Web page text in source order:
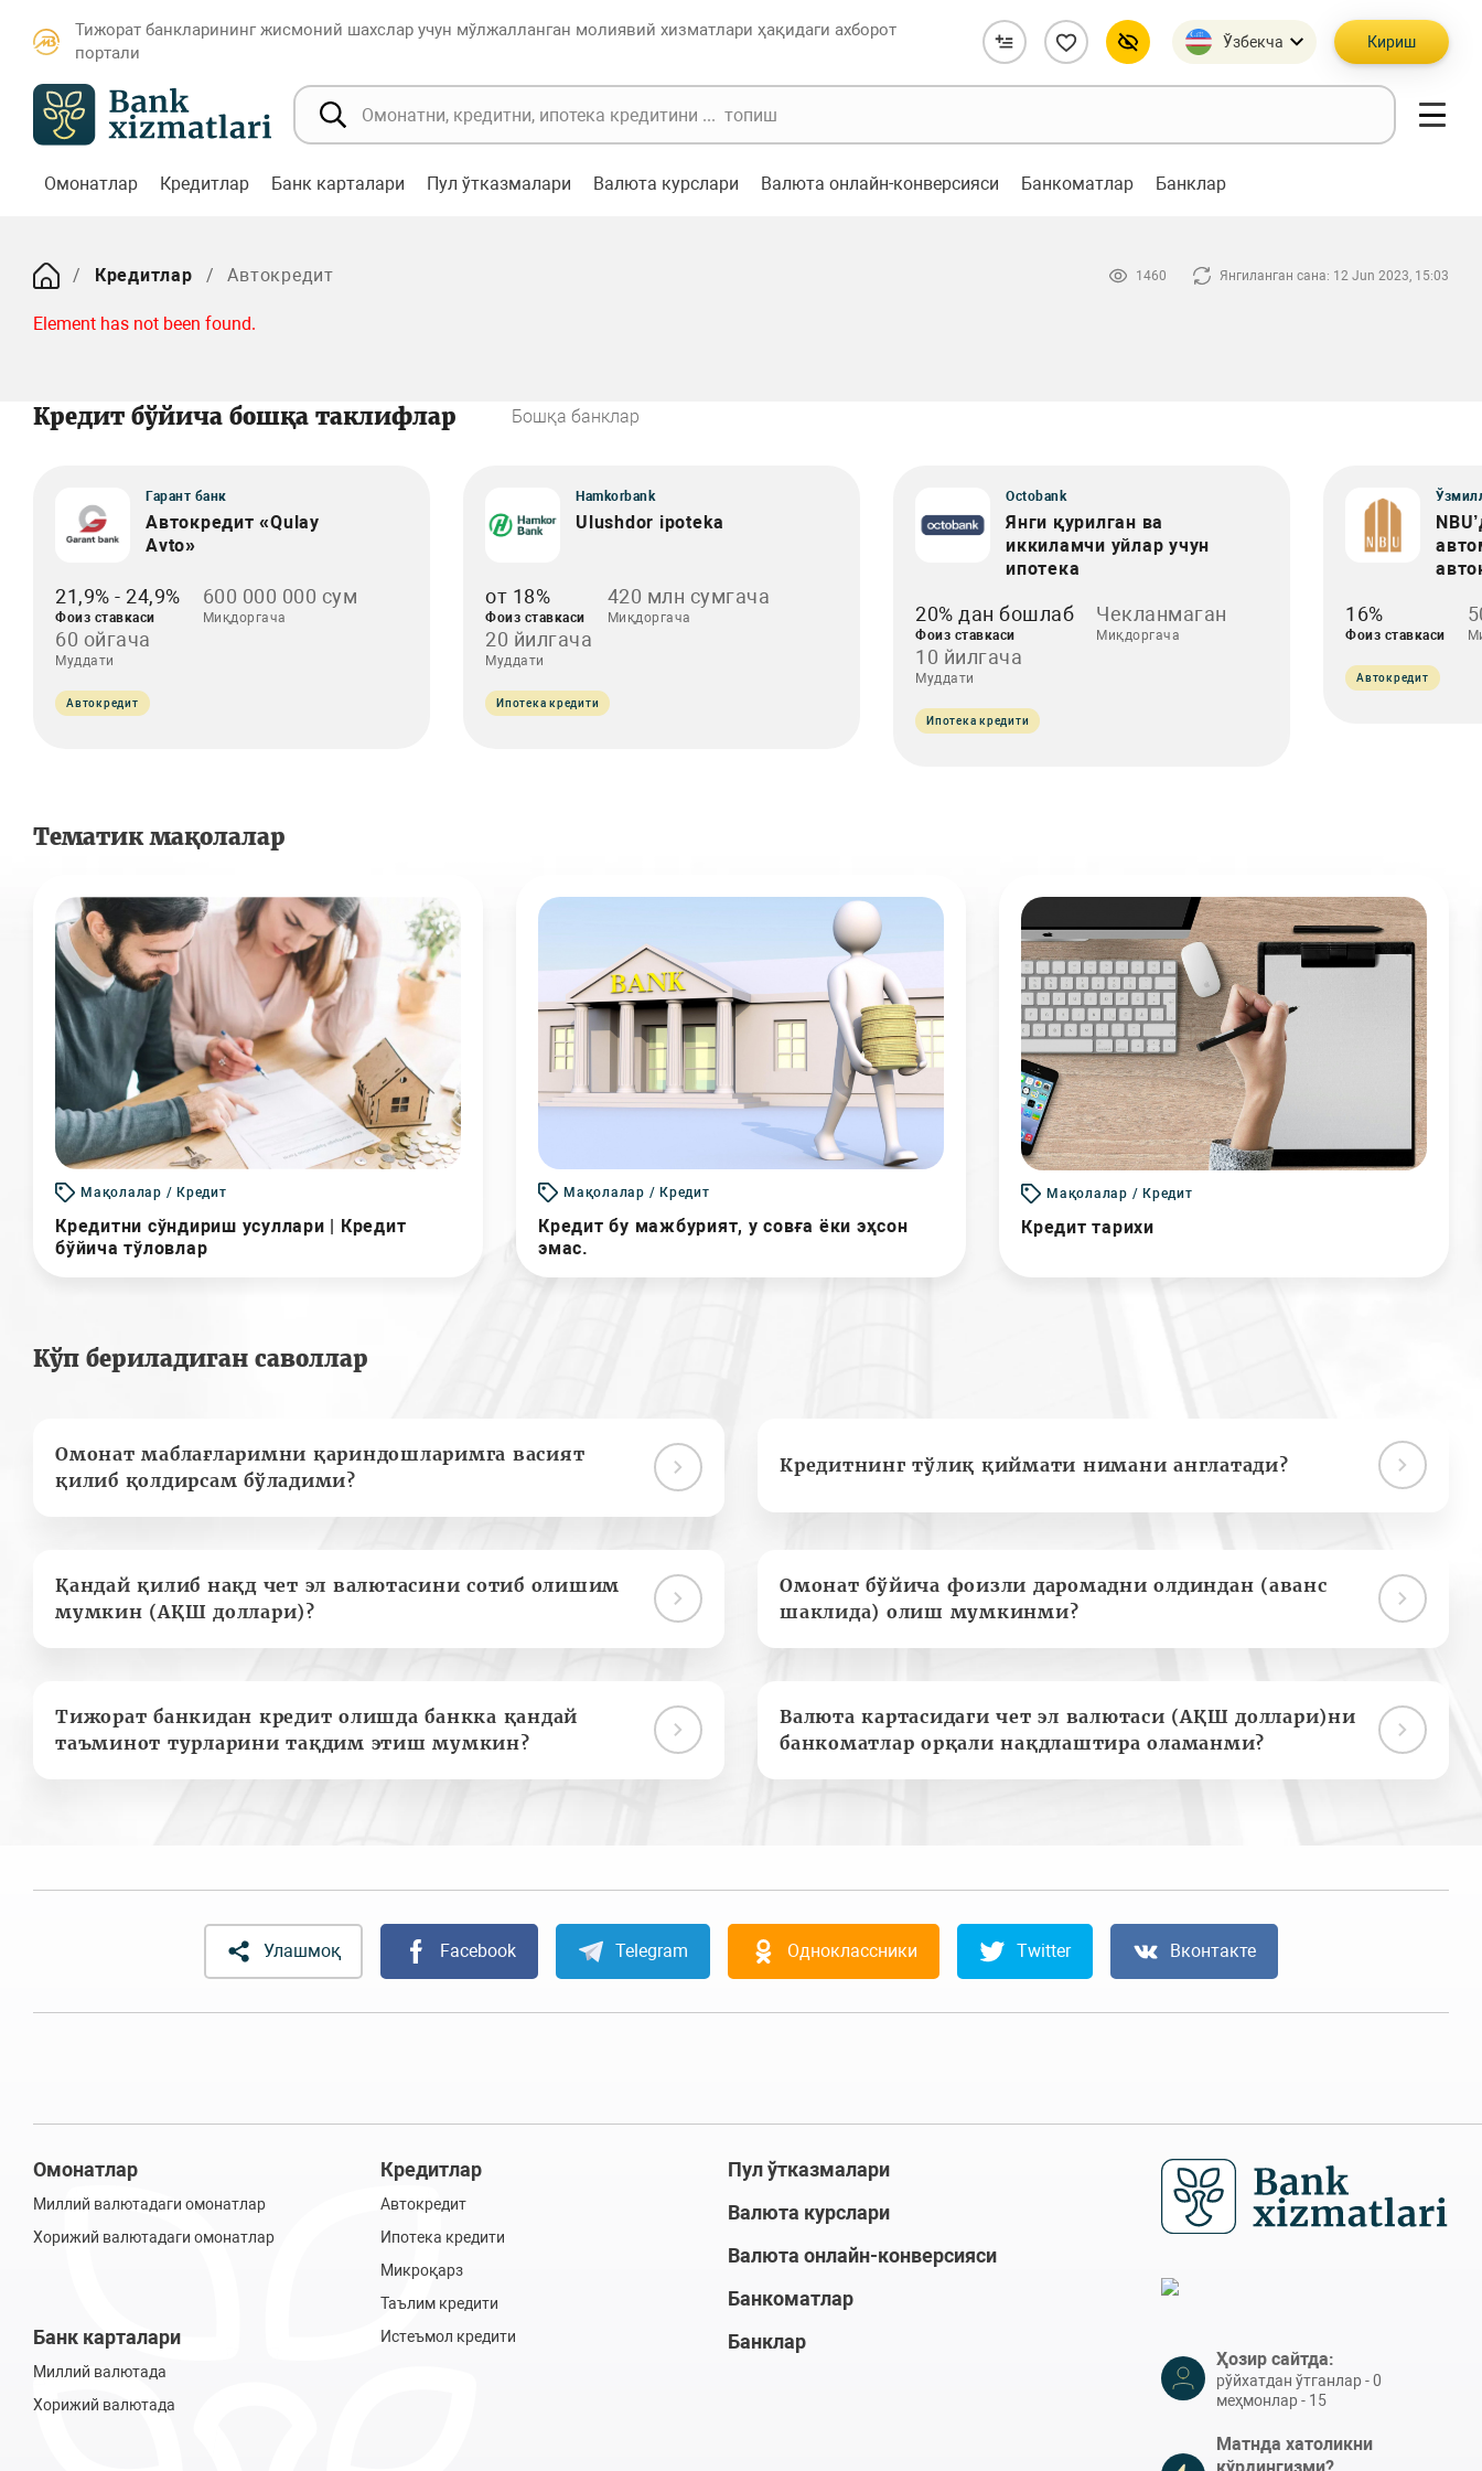
Тижорат банкларининг жисмоний шахслар учун мўлжалланган молиявий хизматлари ҳақидаги ахборот
портали
Ўзбекча Кириш
Омонатлар Кредитлар Банк карталари Пул ўтказмалари Валюта курслари Валюта онлайн-конверсияси Банкоматлар Банклар
Кредитлар Автокредит 1460 Янгиланган сана: 12 Jun 2023, 15:03
Element has not been found.
Кредит бўйича бошқа таклифлар Бошқа банклар
Гарант банк
Автокредит «Qulay
Avto»
21,9% - 24,9%
Фоиз ставкаси
600 000 000 сум
Миқдоргача
60 ойгача
Муддати
Автокредит
Hamkorbank
Ulushdor ipoteka
от 18%
Фоиз ставкаси
420 млн сумгача
Миқдоргача
20 йилгача
Муддати
Ипотека кредити
Octobank
Янги қурилган ва
иккиламчи уйлар учун
ипотека
20% дан бошлаб
Фоиз ставкаси
Чекланмаган
Миқдоргача
10 йилгача
Муддати
Ипотека кредити
16%
Фоиз ставкаси
Автокредит
Тематик мақолалар
Мақолалар / Кредит
Кредитни сўндириш усуллари | Кредит
бўйича тўловлар
Мақолалар / Кредит
Кредит бу мажбурият, у совға ёки эҳсон
эмас.
Мақолалар / Кредит
Кредит тарихи
Кўп бериладиган саволлар
Омонат маблағларимни қариндошларимга васият
қилиб қолдирсам бўладими?
Кредитнинг тўлиқ қиймати нимани англатади?
Қандай қилиб нақд чет эл валютасини сотиб олишим
мумкин (АҚШ доллари)?
Омонат бўйича фоизли даромадни олдиндан (аванс
шаклида) олиш мумкинми?
Тижорат банкидан кредит олишда банкка қандай
таъминот турларини тақдим этиш мумкин?
Валюта картасидаги чет эл валютаси (АҚШ доллари)ни
банкоматлар орқали нақдлаштира оламанми?
Улашмоқ Facebook Telegram Одноклассники Twitter Вконтакте
Омонатлар
Миллий валютадаги омонатлар
Хорижий валютадаги омонатлар
Банк карталари
Миллий валютада
Хорижий валютада
Кредитлар
Автокредит
Ипотека кредити
Микроқарз
Таълим кредити
Истеъмол кредити
Пул ўтказмалари
Валюта курслари
Валюта онлайн-конверсияси
Банкоматлар
Банклар
Ҳозир сайтда:
рўйхатдан ўтганлар - 0
меҳмонлар - 15
Матнда хатоликни